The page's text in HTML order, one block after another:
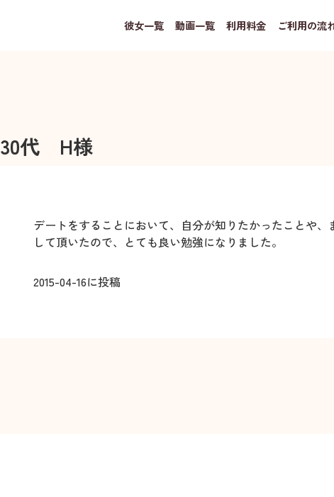
彼女一覧 動画一覧 利用料金 ご利用の流
30代 H様
デートをすることにおいて、自分が知りたかったことや
して頂いたので、とても良い勉強になりました。
2015-04-16に投稿